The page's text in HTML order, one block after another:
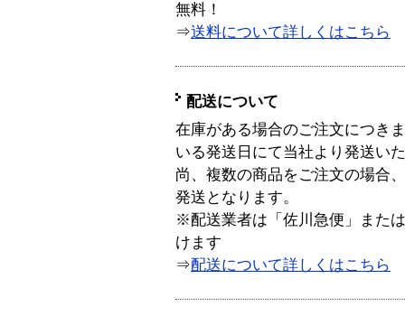
無料！
⇒送料について詳しくはこちら
配送について
在庫がある場合のご注文につき
いる発送日にて当社より発送い
尚、複数の商品をご注文の場合
発送となります。
※配送業者は「佐川急便」また
けます
⇒配送について詳しくはこちら